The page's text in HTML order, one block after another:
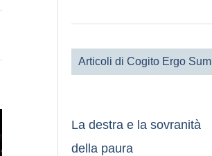
Articoli di Cogito Ergo Sum
La destra e la sovranità
della paura